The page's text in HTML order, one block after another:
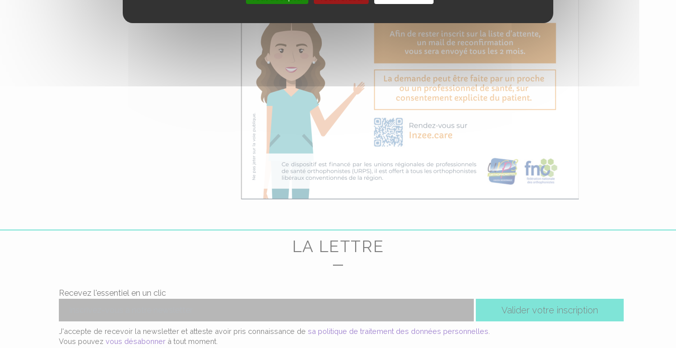
LA LETTRE
Recevez l'essentiel en un clic
Valider votre inscription
J'accepte de recevoir la newsletter et atteste avoir pris connaissance de sa politique de traitement des données personnelles
Vous pouvez vous désabonner à tout moment.